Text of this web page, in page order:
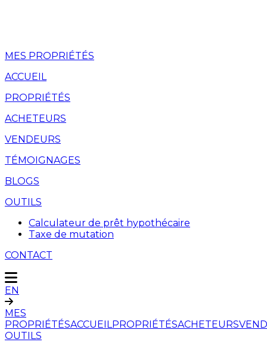
MES PROPRIÉTÉS
ACCUEIL
PROPRIÉTÉS
ACHETEURS
VENDEURS
TÉMOIGNAGES
BLOGS
OUTILS
Calculateur de prêt hypothécaire
Taxe de mutation
CONTACT
EN
MES
PROPRIÉTÉSACCUEILPROPRIÉTÉSACHETEURS
OUTILS